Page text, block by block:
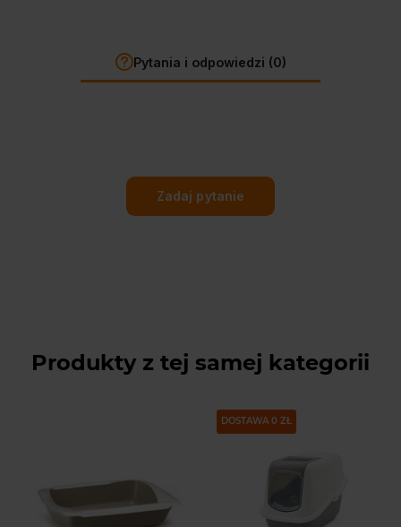
Pytania i odpowiedzi (0)
Zadaj pytanie
Produkty z tej samej kategorii
DOSTAWA 0 ZŁ